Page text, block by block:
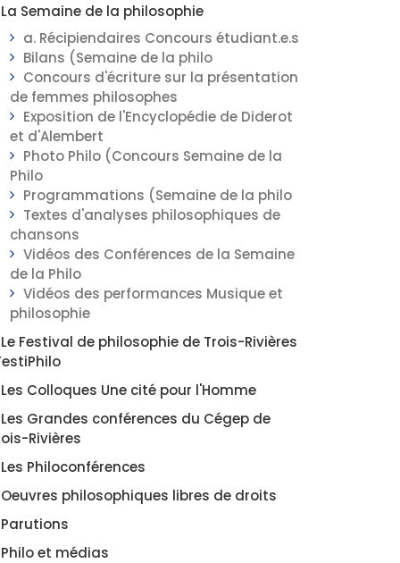
La Semaine de la philosophie
a. Récipiendaires Concours étudiant.e.s
Bilans (Semaine de la philo
Concours d'écriture sur la présentation
de femmes philosophes
Exposition de l'Encyclopédie de Diderot
et d'Alembert
Photo Philo (Concours Semaine de la
Philo
Programmations (Semaine de la philo
Textes d'analyses philosophiques de
chansons
Vidéos des Conférences de la Semaine
de la Philo
Vidéos des performances Musique et
philosophie
Le Festival de philosophie de Trois-Rivières
Les Colloques Une cité pour l'Homme
Les Grandes conférences du Cégep de
Rivières
Les Philoconférences
Oeuvres philosophiques libres de droits
Parutions
Philo et médias